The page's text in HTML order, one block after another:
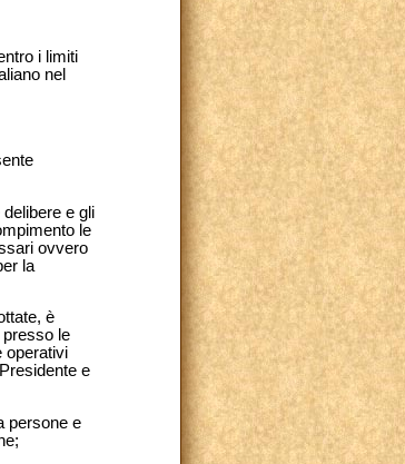
i limiti
nel
e gli
le
ovvero
la
è
presso le
operativi
e
persone e